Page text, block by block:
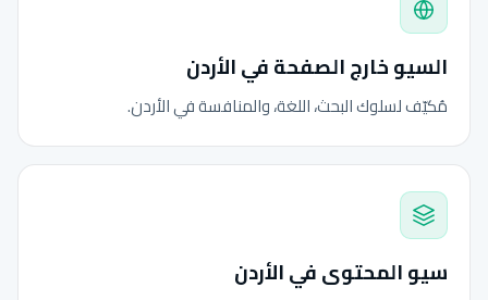
السيو خارج الصفحة في الأردن
مُكيّف لسلوك البحث، اللغة، والمنافسة في الأردن.
سيو المحتوى في الأردن